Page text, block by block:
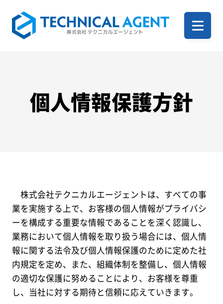
企業案内
ニュース
ブログ
個人情報保護方針
株式会社テクニカルエージェントは、すべての事
業を実施する上で、お客様の個人情報がプライバシ
ーを構成する重要な情報であることを深く認識し、
業務において個人情報を取り扱う場合には、個人情
報に関する法令及び個人情報保護のために定めた社
内規定を定め、また、組織体制を整備し、個人情報
の適切な保護に努めることにより、お客様を尊重
し、当社に対する期待と信頼に応えていきます。